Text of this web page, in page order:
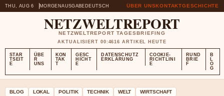
THU, AUG 6 MORGENAUSGABE DEUTSCH ÜBER UNSKONTAKTGESCHICHTE
NETZWELTREPORT
NETZWELTREPORT TAGESBRIEFING
AKTUALISIERT 00:4616 ARTIKEL HEUTE
STAR
TSEIT
E
ÜBE
R
UNS
KON
TAK
T
GESC
HICHT
E
DATENSCHUTZ
ERKLÄRUNG
COOKIE-
RICHTLINI
E
RUND
BRIE
F
B
L
O
G
BLOG LOKAL POLITIK TECHNIK WELT WIRTSCHAFT